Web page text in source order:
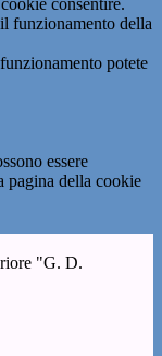
consentire.
funzionamento della
potete
essere
pagina della cookie
"G. D.